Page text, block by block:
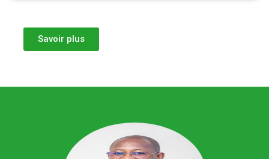
Savoir plus